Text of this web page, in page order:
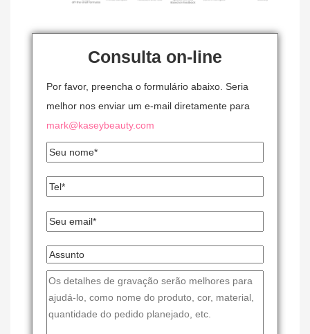
Consulta on-line
Por favor, preencha o formulário abaixo. Seria
melhor nos enviar um e-mail diretamente para
mark@kaseybeauty.com